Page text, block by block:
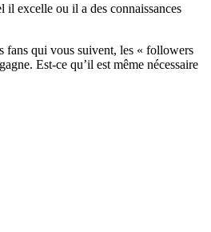
il excelle ou il a des connaissances
fans qui vous suivent, les « followers
Est-ce qu’il est même nécessaire